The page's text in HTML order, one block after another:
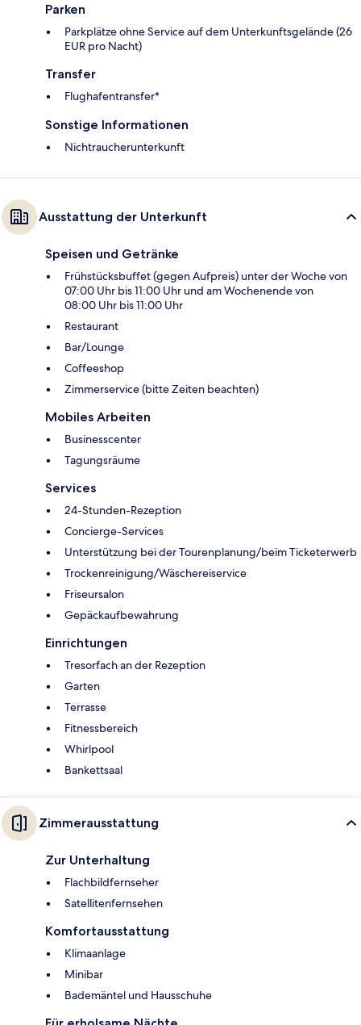
Parken
Parkplätze ohne Service auf dem Unterkunftsgelände (26
EUR pro Nacht)
Transfer
Flughafentransfer*
Sonstige Informationen
Nichtraucherunterkunft
Ausstattung der Unterkunft
Speisen und Getränke
Frühstücksbuffet (gegen Aufpreis) unter der Woche von
07:00 Uhr bis 11:00 Uhr und am Wochenende von
08:00 Uhr bis 11:00 Uhr
Restaurant
Bar/Lounge
Coffeeshop
Zimmerservice (bitte Zeiten beachten)
Mobiles Arbeiten
Businesscenter
Tagungsräume
Services
24-Stunden-Rezeption
Concierge-Services
Unterstützung bei der Tourenplanung/beim Ticketerwerb
Trockenreinigung/Wäschereiservice
Friseursalon
Gepäckaufbewahrung
Einrichtungen
Tresorfach an der Rezeption
Garten
Terrasse
Fitnessbereich
Whirlpool
Bankettsaal
Zimmerausstattung
Zur Unterhaltung
Flachbildfernseher
Satellitenfernsehen
Komfortausstattung
Klimaanlage
Minibar
Bademäntel und Hausschuhe